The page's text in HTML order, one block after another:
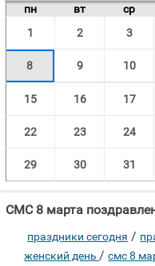
пн
вт ср
1
2 3
8 9 10
15 16 17
22 23 24
29 30 31
праздники сегодня /
женский день /смс 8